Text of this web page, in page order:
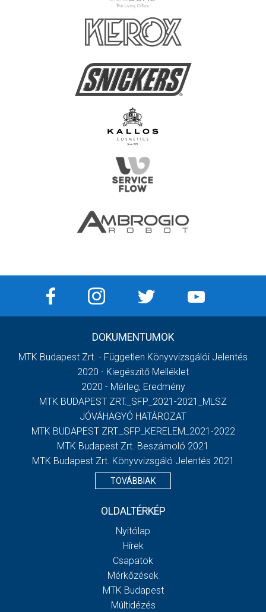
DOKUMENTUMOK
MTK Budapest Zrt. - Független Könyvvizsgálói Jelentés
2020 - Kiegészítő Melléklet
2020 - Mérleg, Eredmény
MTK BUDAPEST ZRT._SFP_2021-2021_MLSZ
JÓVÁHAGYÓ HATÁROZAT
MTK BUDAPEST ZRT._SFP_KERELEM_2021-2022
MTK Budapest Zrt. Beszámoló 2021
MTK Budapest Zrt. Könyvvizsgáló Jelentés 2021
TOVÁBBIAK
OLDALTÉRKÉP
Nyitólap
Hírek
Csapatok
Mérkőzések
MTK Budapest
Múltidézés